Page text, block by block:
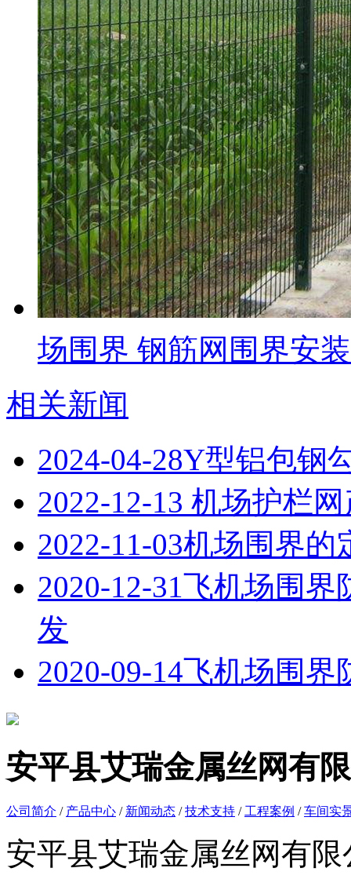
场围界 钢筋网围界安
相关新闻
2024-04-28Y型铝包钢
2022-12-13 机场护栏
2022-11-03机场围界的
2020-12-31飞机场围界
发
2020-09-14飞机场围界
安平县艾瑞金属丝网有
公司简介 / 产品中心 / 新闻动态 /技术支持 / 工程案例 /车间实
安平县艾瑞金属丝网有限